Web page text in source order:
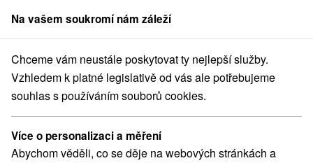
člen skupinySorger
Pobyty na Slovensku Víkendové pobyty Zamagurie
Víkendové pobyty Zamagurie
Kategorie
Na vašem soukromí nám záleží
Chceme vám neustále poskytovat ty nejlepší služby.
Vzhledem k platné legislativě od vás ale potřebujeme
souhlas s používáním souborů cookies.
Více o personalizaci a měření
Abychom věděli, co se děje na webových stránkách a